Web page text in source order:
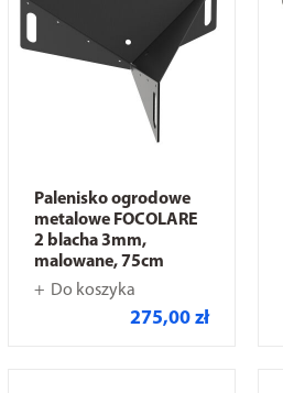
Palenisko ogrodowe
metalowe FOCOLARE
2 blacha 3mm,
malowane, 75cm
Do koszyka
275,00 zł